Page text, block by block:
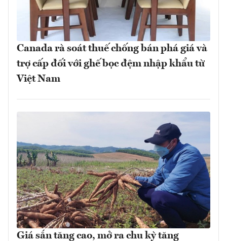
Canada rà soát thuế chống bán phá giá và
trợ cấp đối với ghế bọc đệm nhập khẩu từ
Việt Nam
Giá sắn tăng cao, mở ra chu kỳ tăng